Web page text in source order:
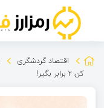
اقتصاد گردشگری
کن ۲ برابر بگیر!